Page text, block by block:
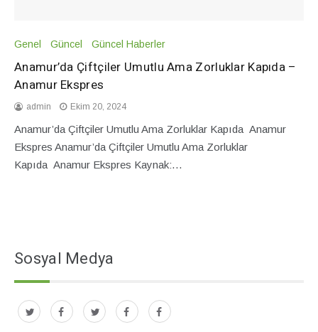
Genel Güncel Güncel Haberler
Anamur’da Çiftçiler Umutlu Ama Zorluklar Kapıda –
Anamur Ekspres
admin Ekim 20, 2024
Anamur’da Çiftçiler Umutlu Ama Zorluklar Kapıda Anamur
Ekspres Anamur’da Çiftçiler Umutlu Ama Zorluklar
Kapıda Anamur Ekspres Kaynak:…
Sosyal Medya